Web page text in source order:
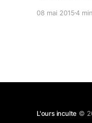
évocatrice
08 mai 20154
L'ours inculte ©